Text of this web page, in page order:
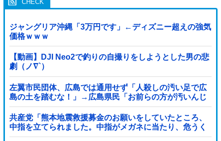
ジャングリア沖縄「3万円です」←ディズニー超えの強気
価格ｗｗｗ
【動画】DJI Neo2で釣りの自撮りをしようとした男の悲
劇（ノ∇`）
左翼市民団体、広島では通用せず「人殺しの汚い足で広
島の土を踏むな！」→広島県民「お前らの方が汚いんじ
ゃ！」「ワシらが広島県民じゃ」
共産党「熊本地震救援募金のお願いをしていたところ、
中指を立てられました。中指がメガネに当たり、危うく
怪我をするところでした」